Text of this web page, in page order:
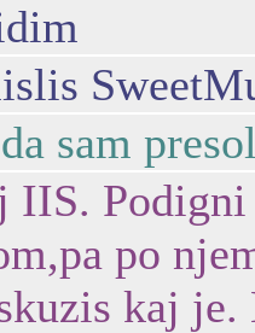
sam
IIS.
po
kaj